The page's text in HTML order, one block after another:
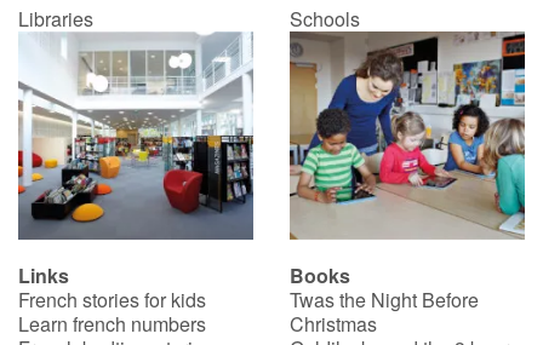
Libraries Schools
Links
French stories for kids
Learn french numbers
Books
Twas the Night Before
Christmas